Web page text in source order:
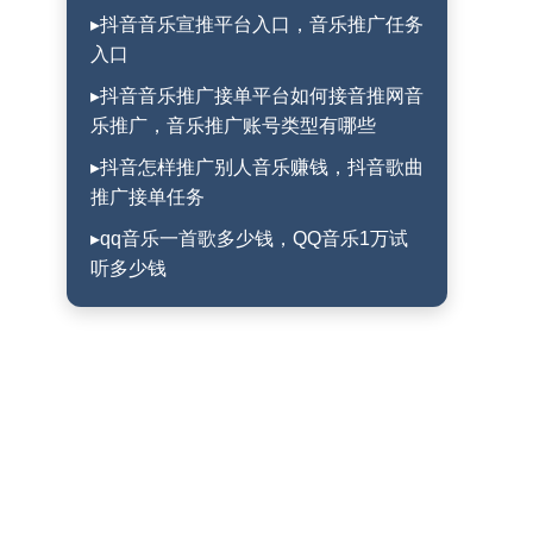
▸抖音音乐宣推平台入口，音乐推广任务
入口
▸抖音音乐推广接单平台如何接音推网音
乐推广，音乐推广账号类型有哪些
▸抖音怎样推广别人音乐赚钱，抖音歌曲
推广接单任务
▸qq音乐一首歌多少钱，QQ音乐1万试
听多少钱